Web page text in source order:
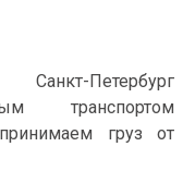
Петербург
транспортом
груз от